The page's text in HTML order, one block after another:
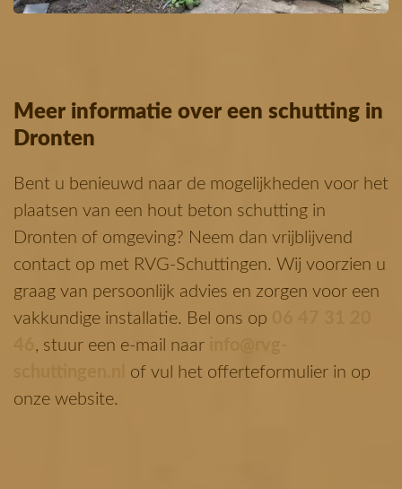
Meer informatie over een schutting in
Dronten
Bent u benieuwd naar de mogelijkheden voor het
plaatsen van een hout beton schutting in
Dronten of omgeving? Neem dan vrijblijvend
contact op met RVG-Schuttingen. Wij voorzien u
graag van persoonlijk advies en zorgen voor een
vakkundige installatie. Bel ons op
, stuur een e-mail naar
of vul het offerteformulier in op
onze website.